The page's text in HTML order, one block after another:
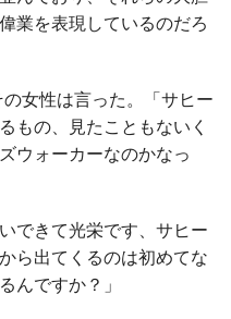
業を表現しているのだろ
女性は言った。「サヒー
もの、見たこともないく
ウォーカーなのかなっ
できて光栄です、サヒー
ら出てくるのは初めてな
んですか？」